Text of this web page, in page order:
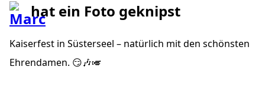
hat ein Foto geknipst
Kaiserfest in Süsterseel – natürlich mit den schönsten
Ehrendamen. 😏🎶🎺